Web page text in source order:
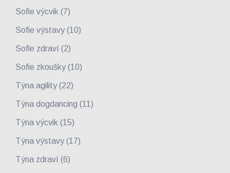
Sofie výcvik (7)
Sofie výstavy(10)
Sofie zdraví (2)
Sofie zkoušky(10)
Týna agility(22)
Týna dogdancing (11)
Týna výcvik (15)
Týna výstavy(17)
Týna zdraví (6)